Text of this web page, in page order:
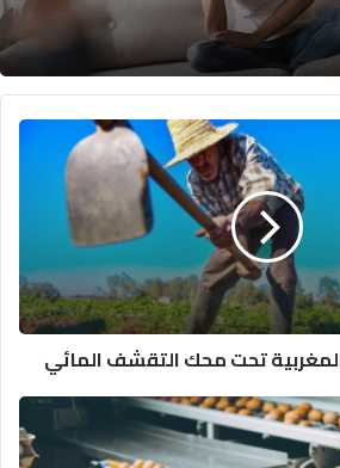
تحت محك التقشف المائي